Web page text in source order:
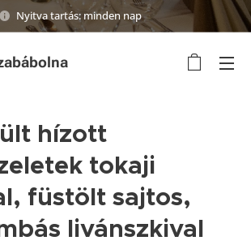
Nyitva tartás: minden nap
hízott
tokaji
füstölt sajtos,
livánszkival